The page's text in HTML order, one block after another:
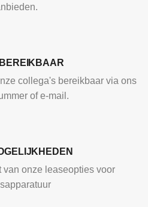
collega's bereikbaar via ons
of e-mail.
onze leaseopties voor